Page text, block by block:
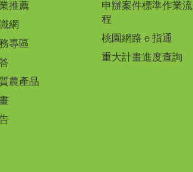
推薦
網
專區
農產品
申辦案件標準作業流
程
桃園網路ｅ指通
重大計畫進度查詢